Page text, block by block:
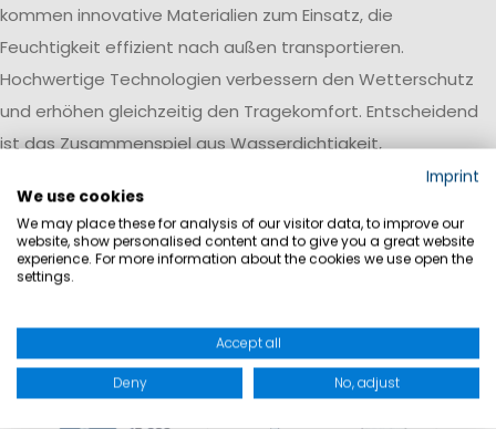
kommen innovative Materialien zum Einsatz, die
Feuchtigkeit effizient nach außen transportieren.
Hochwertige Technologien verbessern den Wetterschutz
und erhöhen gleichzeitig den Tragekomfort. Entscheidend
ist das Zusammenspiel aus Wasserdichtigkeit,
Wassersäule
Imprint
We use cookies
We may place these for analysis of our visitor data, to improve our
website, show personalised content and to give you a great website
experience. For more information about the cookies we use open the
settings.
Accept all
Deny No, adjust